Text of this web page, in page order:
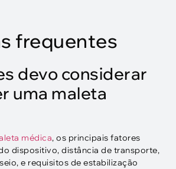
frequentes
devo considerar
uma maleta
médica, os principais fatores
dispositivo, distância de transporte,
e requisitos de estabilização